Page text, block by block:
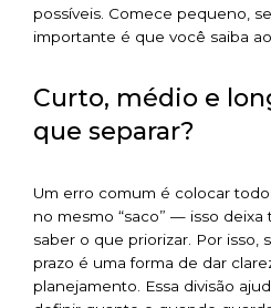
possíveis. Comece pequeno,
importante é que você saiba
Curto, médio e
que separar?
Um erro comum é colocar
no mesmo “saco” — isso
saber o que priorizar. Por isso,
prazo é uma forma de dar
planejamento. Essa divisão